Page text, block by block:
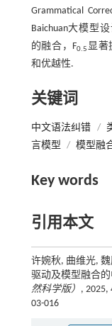
Grammatical
Baichuan大模型
的融合，F0.5显著
和优越性.
关键词
中文语法纠错 /
言模型 / 模型融
Key words
引用本文
许婉秋, 曲维光,
驱动及模型融合
然科学版） , 2025,
03-016